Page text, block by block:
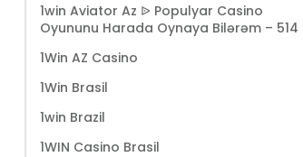
1win Aviator Az ᐉ Populyar Casino
Oyununu Harada Oynaya Bilərəm – 514
1Win AZ Casino
1Win Brasil
1win Brazil
1WIN Casino Brasil